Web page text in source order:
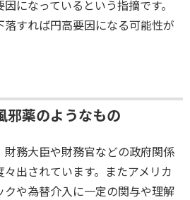
になっているという指摘です。
すれば円高要因になる可能性が
邪薬のようなもの
務大臣や財務官などの政府関係
出されています。またアメリカ
や為替介入に一定の関与や理解